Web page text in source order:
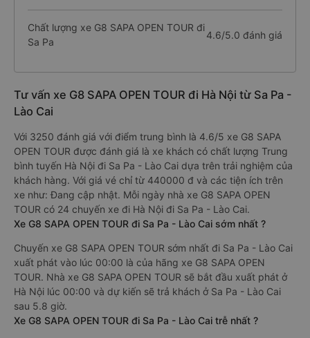
Chất lượng xe G8 SAPA OPEN TOUR đi
Sa Pa
4.6/5.0 đánh giá
Tư vấn xe G8 SAPA OPEN TOUR đi Hà Nội từ Sa Pa -
Lào Cai
Với 3250 đánh giá với điểm trung bình là 4.6/5 xe G8 SAPA
OPEN TOUR được đánh giá là xe khách có chất lượng Trung
bình tuyến Hà Nội đi Sa Pa - Lào Cai dựa trên trải nghiệm của
khách hàng. Với giá vé chỉ từ 440000 đ và các tiện ích trên
xe như: Đang cập nhật. Mỗi ngày nhà xe G8 SAPA OPEN
TOUR có 24 chuyến xe đi Hà Nội đi Sa Pa - Lào Cai.
Xe G8 SAPA OPEN TOUR đi Sa Pa - Lào Cai sớm nhất ?
Chuyến xe G8 SAPA OPEN TOUR sớm nhất đi Sa Pa - Lào Cai
xuất phát vào lúc 00:00 là của hãng xe G8 SAPA OPEN
TOUR. Nhà xe G8 SAPA OPEN TOUR sẽ bắt đầu xuất phát ở
Hà Nội lúc 00:00 và dự kiến sẽ trả khách ở Sa Pa - Lào Cai
sau 5.8 giờ.
Xe G8 SAPA OPEN TOUR đi Sa Pa - Lào Cai trễ nhất ?